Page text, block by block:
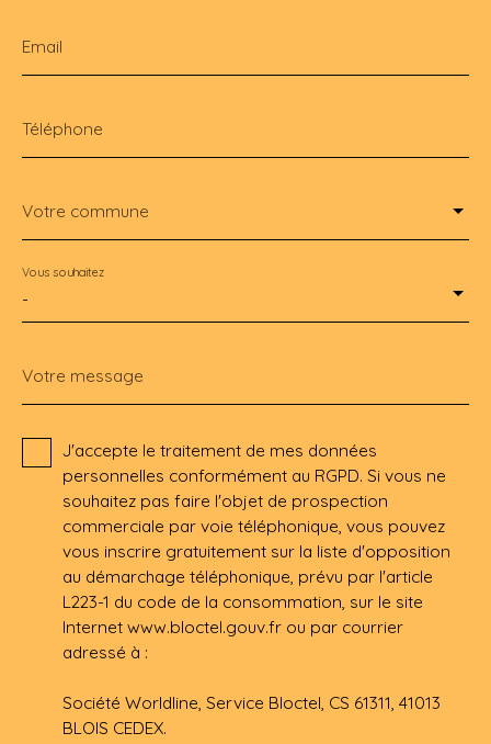
Email
Téléphone
Votre commune
-
Vous souhaitez
Votre message
J'accepte le traitement de mes données
personnelles conformément au RGPD. Si vous ne
souhaitez pas faire l'objet de prospection
commerciale par voie téléphonique, vous pouvez
vous inscrire gratuitement sur la liste d'opposition
au démarchage téléphonique, prévu par l'article
L223-1 du code de la consommation, sur le site
Internet www.bloctel.gouv.fr ou par courrier
adressé à :
Société Worldline, Service Bloctel, CS 61311, 41013
BLOIS CEDEX.